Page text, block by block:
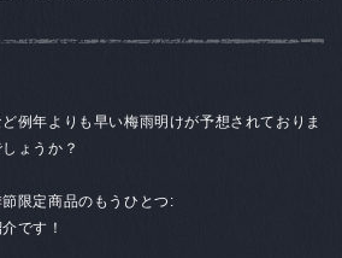
例年よりも早い梅雨明けが予想されておりま
ょうか？
限定商品のもうひとつ:
です！